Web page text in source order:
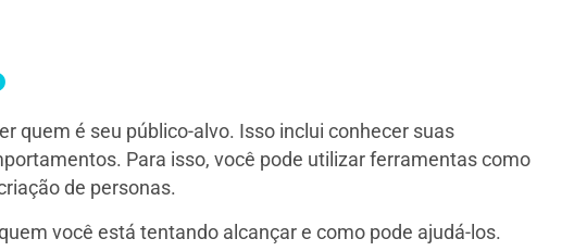
quem é seu público-alvo. Isso inclui conhecer suas
Para isso, você pode utilizar ferramentas como
de personas.
você está tentando alcançar e como pode ajudá-los.